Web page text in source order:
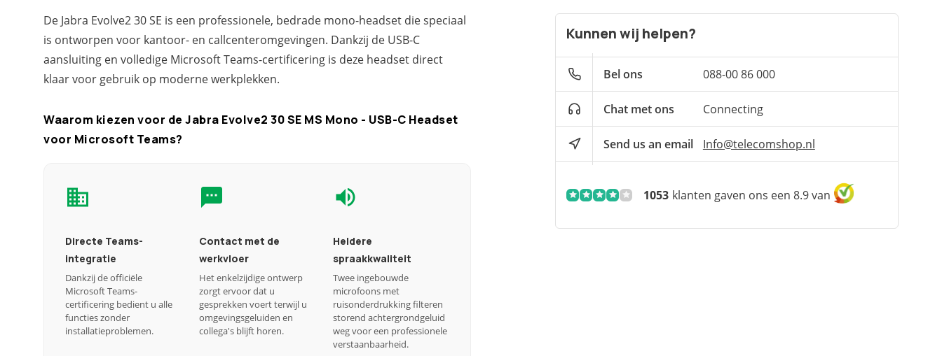
De Jabra Evolve2 30 SE is een professionele, bedrade mono-headset die speciaal
is ontworpen voor kantoor- en callcenteromgevingen. Dankzij de USB-C
aansluiting en volledige Microsoft Teams-certificering is deze headset direct
klaar voor gebruik op moderne werkplekken.
Waarom kiezen voor de Jabra Evolve2 30 SE MS Mono - USB-C Headset
voor Microsoft Teams?
Directe Teams-
integratie
Dankzij de officiële
Microsoft Teams-
certificering bedient u alle
functies zonder
installatieproblemen.
Contact met de
werkvloer
Het enkelzijdige ontwerp
zorgt ervoor dat u
gesprekken voert terwijl u
omgevingsgeluiden en
collega's blijft horen.
Heldere
spraakkwaliteit
Twee ingebouwde
microfoons met
ruisonderdrukking filteren
storend achtergrondgeluid
weg voor een professionele
verstaanbaarheid.
Kunnen wij helpen?
Bel ons 088-00 86 000
Chat met ons Connecting
Send us an email Info@telecomshop.nl
1053 klanten gaven ons een 8.9 van